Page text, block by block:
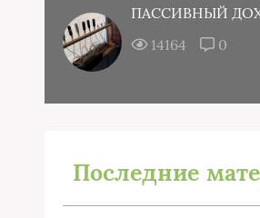
ПАССИВНЫЙ
14164
0
Последние